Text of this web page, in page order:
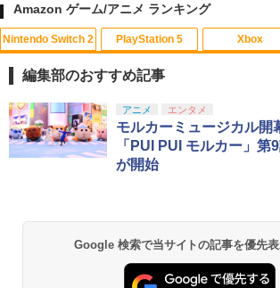
1
ソニー・インタラクテ
メント 【PS5】メディ
MR1J PS5 リモコン]
￥3,980
1
【サマーセール中！
ン リアル 脱出 ゲーム
キャッスル からの 脱出
￥2,100
「Z」】 - PS4
1
【中古】アナと雪の女
ルーレイ+DVD+デジタ
ド対応）+MovieNEX
￥799
Amazon ゲーム/アニメ ランキング
Nintendo Switch 2
1
スプラトゥーン レイダ
コード版
￥5,832
Nintendo Switch 2(日
PlayStation 5
1
PlayStation 5 デジタル
日本語専用 Console
ese only (CFI-
￥55,000
Beast of
プロダクトコード 封入
Xbox
1
【純正品】Xbox ワイヤ
ラー + USB-C® ケーブ
￥8,300
2
【純正品】Xbox ワイ
ラー (ロボット ホワイ
￥7,681
1
劇場版「鬼滅の刃」無
窩座再来 通常版 [Blu-
￥3,982
劇場版「鬼滅の刃」無
窩座再来 通常版 [DVD]
￥3,523
編集部のおすすめ記事
アニメ エンタメ
モルカーミュージカル開
「PUI PUI モルカー」第
が開始
Google 検索で当サイトの記事を優先